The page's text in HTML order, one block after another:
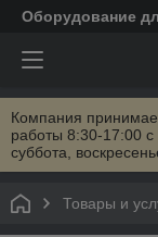
Оборудование
Компания
работы 8:30-17:00
суббота,
Товары и